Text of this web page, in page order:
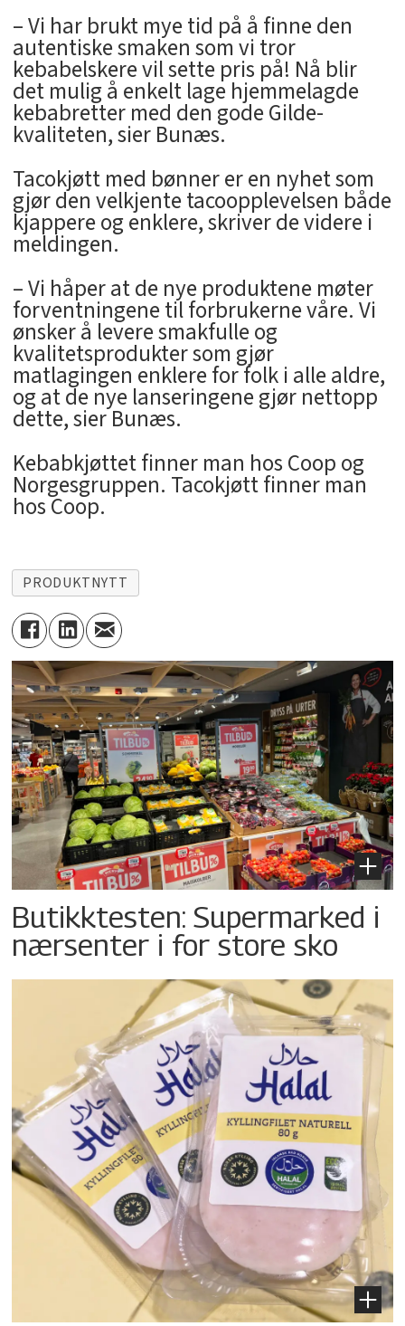
– Vi har brukt mye tid på å finne den
autentiske smaken som vi tror
kebabelskere vil sette pris på! Nå blir
det mulig å enkelt lage hjemmelagde
kebabretter med den gode Gilde-
kvaliteten, sier Bunæs.
Tacokjøtt med bønner er en nyhet som
gjør den velkjente tacoopplevelsen både
kjappere og enklere, skriver de videre i
meldingen.
– Vi håper at de nye produktene møter
forventningene til forbrukerne våre. Vi
ønsker å levere smakfulle og
kvalitetsprodukter som gjør
matlagingen enklere for folk i alle aldre,
og at de nye lanseringene gjør nettopp
dette, sier Bunæs.
Kebabkjøttet finner man hos Coop og
Norgesgruppen. Tacokjøtt finner man
hos Coop.
PRODUKTNYTT
Butikktesten: Supermarked i
nærsenter i for store sko